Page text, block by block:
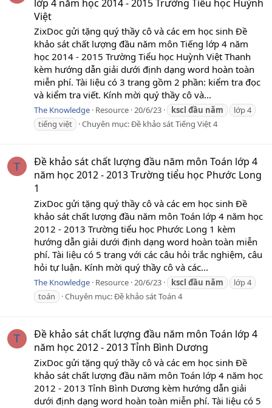
lớp 4 năm học 2014 - 2015 Trường Tiểu học Huỳnh
Việt
ZixDoc gửi tặng quý thầy cô và các em học sinh Đề
khảo sát chất lượng đầu năm môn Tiếng lớp 4 năm
học 2014 - 2015 Trường Tiểu học Huỳnh Việt Thanh
kèm hướng dẫn giải dưới định dạng word hoàn toàn
miễn phí. Tài liệu có 3 trang gồm 2 phần: kiểm tra đọc
và kiểm tra viết. Kính mời quý thầy cô và...
The Knowledge Resource 20/6/23 kscl đầu năm
lớp 4
tiếng việt
Chuyên mục:Đề khảo sát Tiếng Việt 4
T
Đề khảo sát chất lượng đầu năm môn Toán lớp 4
năm học 2012 - 2013 Trường tiểu học Phước Long
1
ZixDoc gửi tặng quý thầy cô và các em học sinh Đề
khảo sát chất lượng đầu năm môn Toán lớp 4 năm học
2012 - 2013 Trường tiểu học Phước Long 1 kèm
hướng dẫn giải dưới định dạng word hoàn toàn miễn
phí. Tài liệu có 5 trang với các câu hỏi trắc nghiệm, câu
hỏi tự luận. Kính mời quý thầy cô và các...
The Knowledge Resource 20/6/23 kscl đầu năm
lớp 4
toán
Chuyên mục:Đề khảo sát Toán 4
T
Đề khảo sát chất lượng đầu năm môn Toán lớp 4
năm học 2012 - 2013 Tỉnh Bình Dương
ZixDoc gửi tặng quý thầy cô và các em học sinh Đề
khảo sát chất lượng đầu năm môn Toán lớp 4 năm học
2012 - 2013 Tỉnh Bình Dương kèm hướng dẫn giải
dưới định dạng word hoàn toàn miễn phí. Tài liệu có 5